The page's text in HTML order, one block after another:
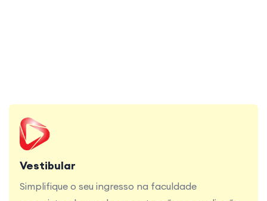
Vestibular
conquistando uma boa pontuação na avaliação
do nosso Vestibular Online.